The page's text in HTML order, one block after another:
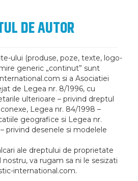
DE AUTOR
ului (produse, poze, texte, logo-
generic „continut” sunt
si a Asociatiei
de Legea nr. 8/1996, cu
ulterioare – privind dreptul
Legea nr. 84/1998 –
geografice si Legea nr.
privind desenele si modelele
ale dreptului de proprietate
va rugam sa ni le sesizati
international.com.